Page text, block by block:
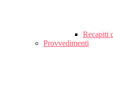
Recapiti
Provvedimenti